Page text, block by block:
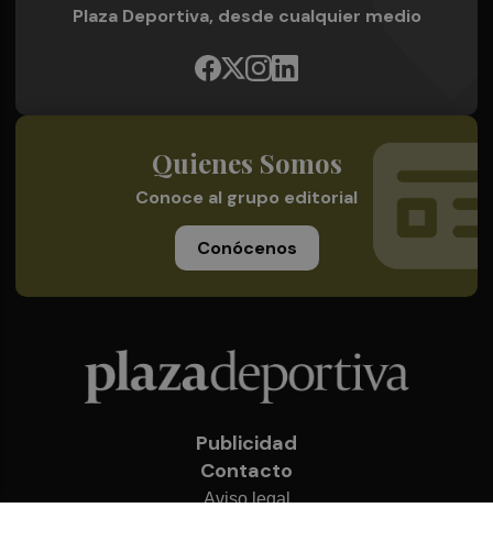
Plaza Deportiva, desde cualquier medio
Quienes Somos
Conoce al grupo editorial
Conócenos
Publicidad
Contacto
Aviso legal